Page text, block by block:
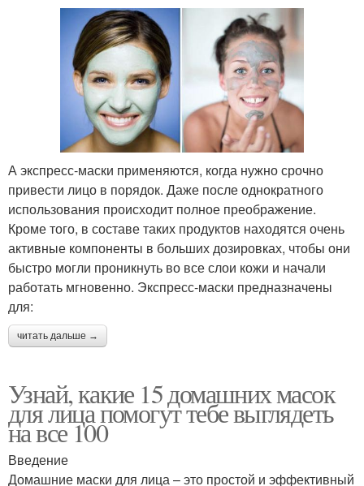
А экспресс-маски применяются, когда нужно срочно
привести лицо в порядок. Даже после однократного
использования происходит полное преображение.
Кроме того, в составе таких продуктов находятся очень
активные компоненты в больших дозировках, чтобы они
быстро могли проникнуть во все слои кожи и начали
работать мгновенно. Экспресс-маски предназначены
для:
читать дальше →
Узнай, какие 15 домашних масок
для лица помогут тебе выглядеть
на все 100
Введение
Домашние маски для лица – это простой и эффективный